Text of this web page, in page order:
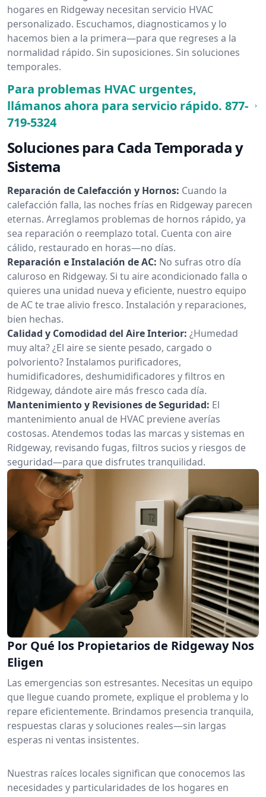
hogares en Ridgeway necesitan servicio HVAC
personalizado. Escuchamos, diagnosticamos y lo
hacemos bien a la primera—para que regreses a la
normalidad rápido. Sin suposiciones. Sin soluciones
temporales.
Para problemas HVAC urgentes,
llámanos ahora para servicio rápido. 877-
719-5324
Soluciones para Cada Temporada y
Sistema
Reparación de Calefacción y Hornos: Cuando la
calefacción falla, las noches frías en Ridgeway parecen
eternas. Arreglamos problemas de hornos rápido, ya
sea reparación o reemplazo total. Cuenta con aire
cálido, restaurado en horas—no días.
Reparación e Instalación de AC: No sufras otro día
caluroso en Ridgeway. Si tu aire acondicionado falla o
quieres una unidad nueva y eficiente, nuestro equipo
de AC te trae alivio fresco. Instalación y reparaciones,
bien hechas.
Calidad y Comodidad del Aire Interior: ¿Humedad
muy alta? ¿El aire se siente pesado, cargado o
polvoriento? Instalamos purificadores,
humidificadores, deshumidificadores y filtros en
Ridgeway, dándote aire más fresco cada día.
Mantenimiento y Revisiones de Seguridad: El
mantenimiento anual de HVAC previene averías
costosas. Atendemos todas las marcas y sistemas en
Ridgeway, revisando fugas, filtros sucios y riesgos de
seguridad—para que disfrutes tranquilidad.
Por Qué los Propietarios de Ridgeway Nos
Eligen
Las emergencias son estresantes. Necesitas un equipo
que llegue cuando promete, explique el problema y lo
repare eficientemente. Brindamos presencia tranquila,
respuestas claras y soluciones reales—sin largas
esperas ni ventas insistentes.
Nuestras raíces locales significan que conocemos las
necesidades y particularidades de los hogares en